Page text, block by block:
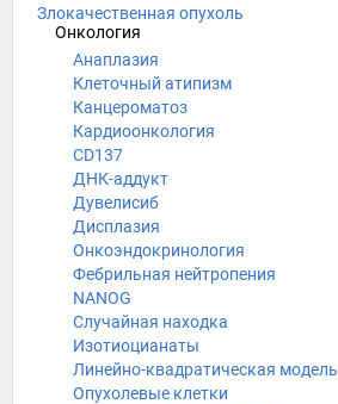
Злокачественная опухоль
Онкология
Анаплазия
Клеточный атипизм
Канцероматоз
Кардиоонкология
CD137
ДНК-аддукт
Дувелисиб
Дисплазия
Онкоэндокринология
Фебрильная нейтропения
NANOG
Случайная находка
Изотиоцианаты
Линейно-квадратическая модель
Опухолевые клетки